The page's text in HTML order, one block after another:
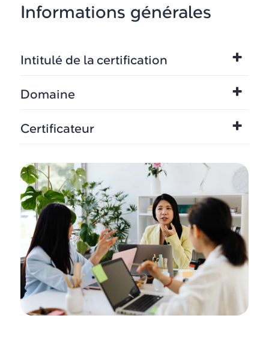
Informations générales
Intitulé de la certification
Domaine
Certificateur